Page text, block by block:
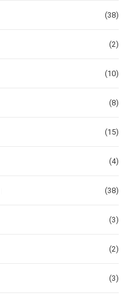
(38)
(2)
(10)
(8)
(15)
(4)
(38)
(3)
(2)
(3)